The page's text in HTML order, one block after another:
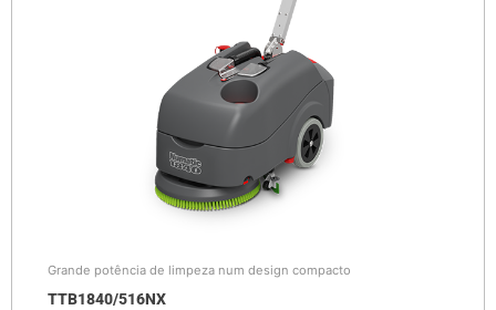
Grande potência de limpeza num design compacto
TTB1840/516NX